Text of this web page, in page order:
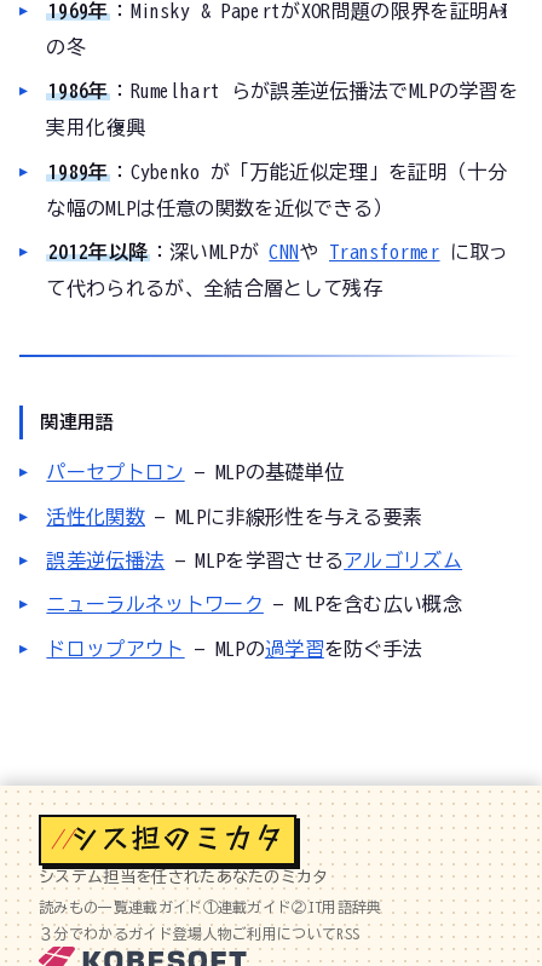
1969年 ：Minsky & PapertがXOR問題の限界を証明→AI
の冬
1986年 ：Rumelhart らが誤差逆伝播法でMLPの学習を
実用化→復興
1989年 ：Cybenko が「万能近似定理」を証明（十分
な幅のMLPは任意の関数を近似できる）
2012年以降：深いMLPがCNNや Transformer に取っ
て代わられるが、全結合層として残存
関連用語
パーセプトロン — MLPの基礎単位
活性化関数 — MLPに非線形性を与える要素
誤差逆伝播法 — MLPを学習させるアルゴリズム
ニューラルネットワーク — MLPを含む広い概念
ドロップアウト — MLPの過学習を防ぐ手法
//
システム担当を任されたあなたのミカタ
読みもの一覧連載ガイド①連載ガイド②IT用語辞典
３分でわかるガイド登場人物ご利用についてRSS